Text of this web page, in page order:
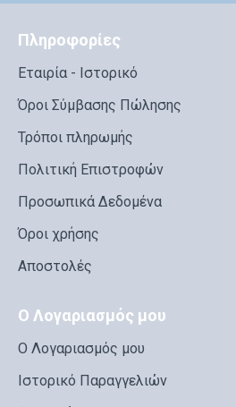
Πληροφορίες
Εταιρία - Ιστορικό
Όροι Σύμβασης Πώλησης
Τρόποι πληρωμής
Πολιτική Επιστροφών
Προσωπικά Δεδομένα
Όροι χρήσης
Αποστολές
Ο Λογαριασμός μου
Ο Λογαριασμός μου
Ιστορικό Παραγγελιών